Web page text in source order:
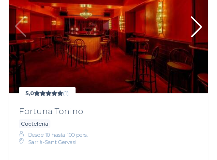
5,0 (1)
Fortuna Tonino
Coctelería
Desde 10 hasta 100 pers.
Sarrià-Sant Gervasi